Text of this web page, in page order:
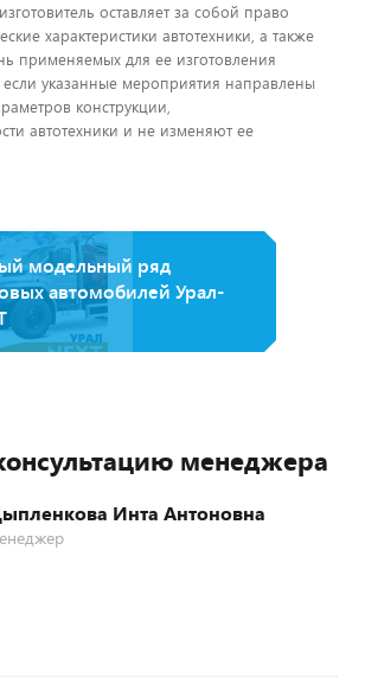
оставляет за собой право
характеристики автотехники, а также
применяемых для ее изготовления
указанные мероприятия направлены
конструкции,
автотехники и не изменяют ее
модельный ряд
автомобилей Урал-
менеджера
Инта Антоновна